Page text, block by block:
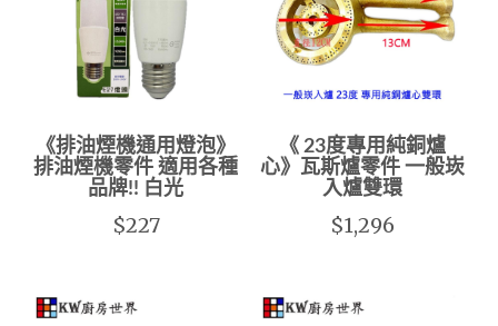
《排油煙機通用燈泡》
排油煙機零件 適用各種
品牌!! 白光
$227
《 23度專用純銅爐
心》瓦斯爐零件 一般崁
入爐雙環
$1,296